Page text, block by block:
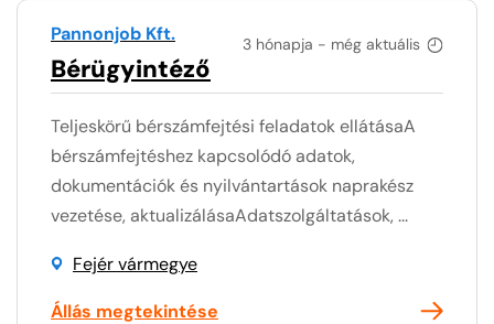
3 hónapja - még aktuális
Pannonjob Kft.
Bérügyintéző
Teljeskörű bérszámfejtési feladatok ellátásaA
bérszámfejtéshez kapcsolódó adatok,
dokumentációk és nyilvántartások naprakész
vezetése, aktualizálásaAdatszolgáltatások, ...
Fejér vármegye
Állás megtekintése